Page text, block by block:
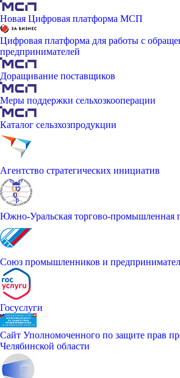
Новая Цифровая платформа МСП
Цифровая платформа для работы с
предпринимателей
Доращивание поставщиков
Меры поддержки сельхозкооперации
Каталог сельзхозпродукции
Агентство стратегических инициатив
Южно-Уральская торгово-промышленная
Союз промышленников и
Госуслуги
Сайт Уполномоченного по защите прав
Челябинской области